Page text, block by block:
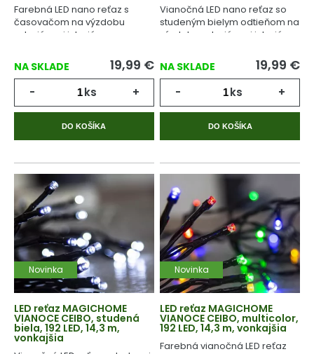
Farebná LED nano reťaz s
časovačom na výzdobu
exteriéru aj interiéru.
NA SKLADE 19,99 €
- ks +
DO KOŠÍKA
Vianočná LED nano reťaz so
studeným bielym odtieňom na
výzdobu exteriéru aj interiéru.
NA SKLADE 19,99 €
- ks +
DO KOŠÍKA
Novinka
LED reťaz MAGICHOME
VIANOCE CEIBO, studená
biela, 192 LED, 14,3 m,
vonkajšia
Novinka
LED reťaz MAGICHOME
VIANOCE CEIBO, multicolor,
192 LED, 14,3 m, vonkajšia
Farebná vianočná LED reťaz